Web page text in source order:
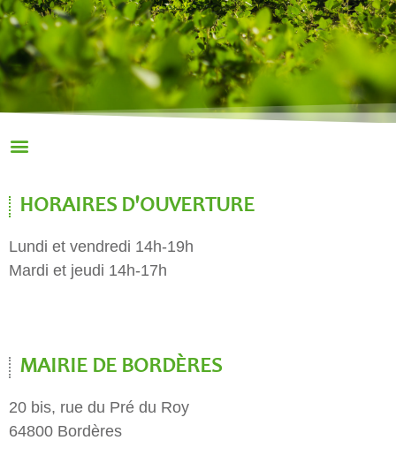
HORAIRES D'OUVERTURE
Lundi et vendredi 14h-19h
Mardi et jeudi 14h-17h
MAIRIE DE BORDÈRES
20 bis, rue du Pré du Roy
64800 Bordères